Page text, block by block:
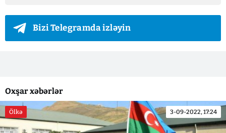
Bizi Telegramda izləyin
Oxşar xəbərlər
Ölkə 3-09-2022, 17:24